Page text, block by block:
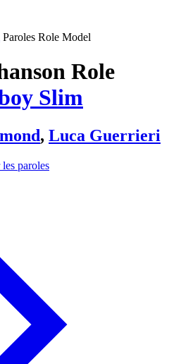
Paroles Role Model
Role
Slim
, Luca Guerrieri
paroles